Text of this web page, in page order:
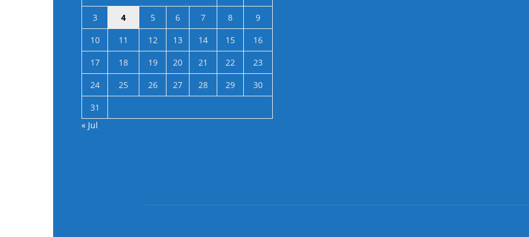
3
4 5 6 7 8
9
10
11 12 13 14 15
16
17
18 19 20 21 22
23
24
25 26 27 28 29
30
31
« Jul